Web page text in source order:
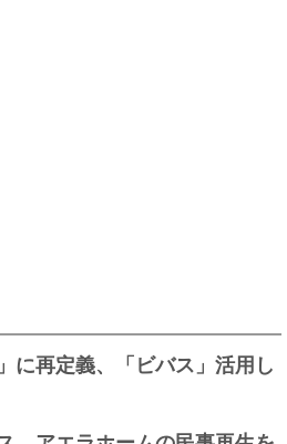
に再定義、「ビバス」活用し